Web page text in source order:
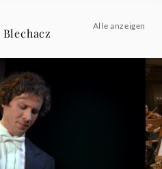
Alle anzeigen